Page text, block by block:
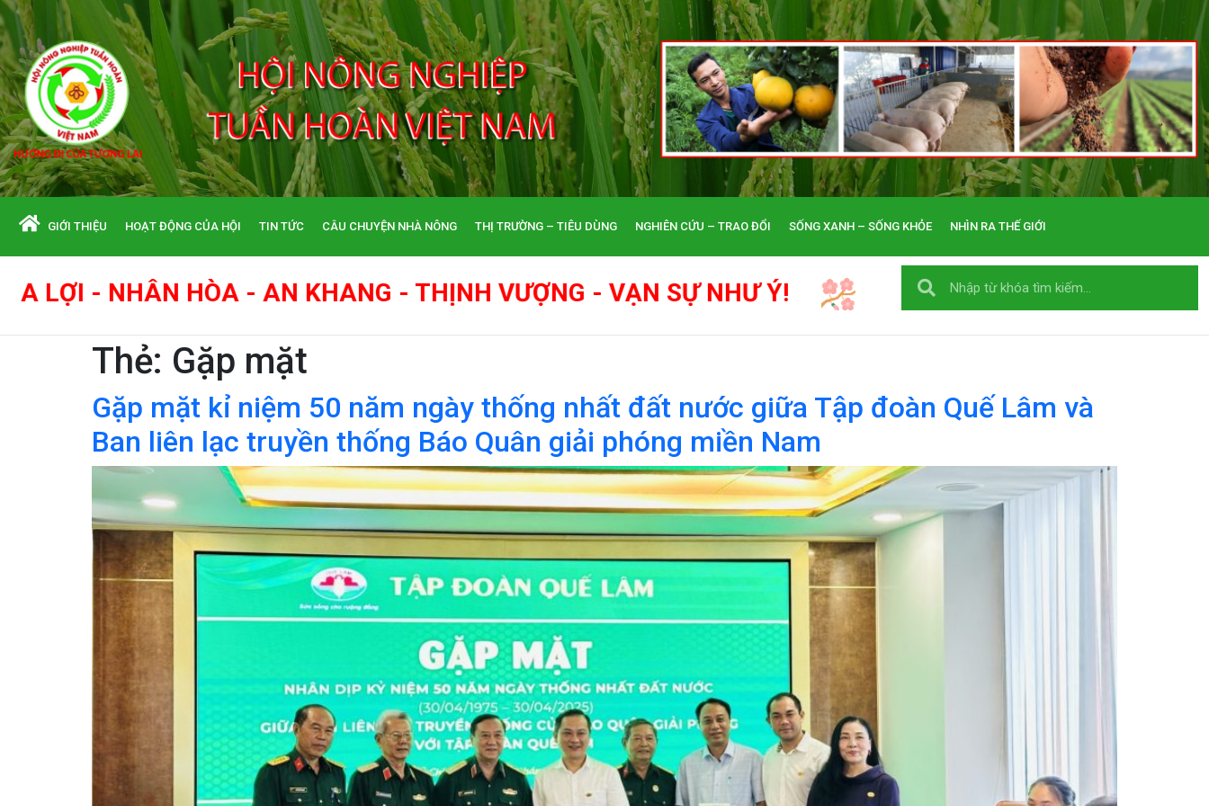
GIỚI THIỆU HOẠT ĐỘNG CỦA HỘI TIN TỨC CÂU CHUYỆN NHÀ NÔNG THỊ TRƯỜNG – TIÊU DÙNG NGHIÊN CỨU – TRAO ĐỔI SỐNG XANH – SỐNG KHỎE NHÌN RA THẾ GIỚI
- AN KHANG - THỊNH VƯỢNG - VẠN SỰ NHƯ Ý!
Thẻ: Gặp mặt
Gặp mặt kỉ niệm 50 năm ngày thống nhất đất nước giữa Tập đoàn Quế Lâm và
Ban liên lạc truyền thống Báo Quân giải phóng miền Nam